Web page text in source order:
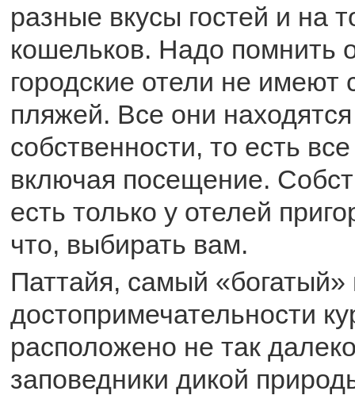
разные вкусы гостей и на
кошельков. Надо помнить
городские отели не имеют
пляжей. Все они
собственности, то есть
включая посещение.
есть только у отелей
что, выбирать вам.
Паттайя, самый «богатый»
достопримечательности
расположено не так
заповедники дикой